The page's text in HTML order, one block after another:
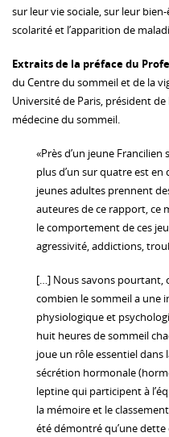
sur leur vie sociale, sur leur
scolarité et l’apparition de
Extraits de la préface du
du Centre du sommeil et de la
Université de Paris, président
médecine du sommeil.
«Près d’un jeune
plus d’un sur quatre est en
jeunes adultes prennent
auteures de ce rapport, ce
le comportement de ces
agressivité, addictions,
[…] Nous savons pourtant,
combien le sommeil a une
physiologique et
huit heures de sommeil
joue un rôle essentiel dans
sécrétion hormonale
leptine qui participent à
la mémoire et le
été démontré qu’une